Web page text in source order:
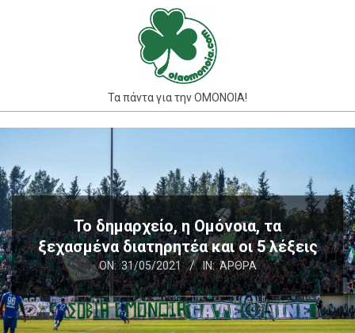
Τα πάντα για την ΟΜΟΝΟΙΑ!
Menu
Το δημαρχείο, η Ομόνοια, τα
ξεχασμένα διατηρητέα και οι 5 λέξεις
ON: 31/05/2021 IN: ΆΡΘΡΑ